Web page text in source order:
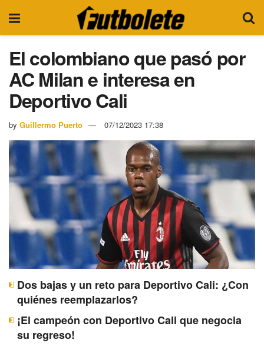
El colombiano que pasó por
AC Milan e interesa en
Deportivo Cali
by Guillermo Puerto 07/12/2023 17:38
Dos bajas y un reto para Deportivo Cali: ¿Con
quiénes reemplazarlos?
¡El campeón con Deportivo Cali que negocia
su regreso!